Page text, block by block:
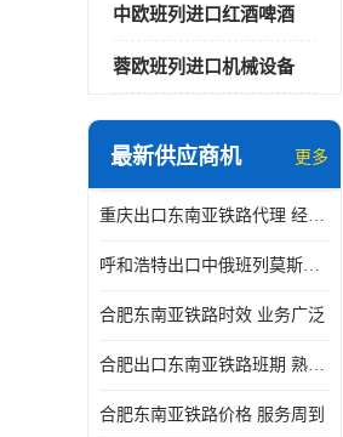
中欧班列进口红酒啤酒
蓉欧班列进口机械设备
最新供应商机 更多
重庆出口东南亚铁路代理 经验丰富
呼和浩特出口中俄班列莫斯科物流 安全省心
合肥东南亚铁路时效 业务广泛
合肥出口东南亚铁路班期 熟悉条款
合肥东南亚铁路价格 服务周到